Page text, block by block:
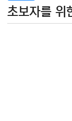
초보자를 위